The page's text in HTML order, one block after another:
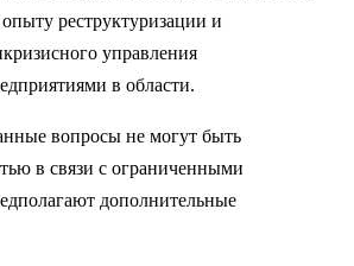
реструктуризации и
управления
в области.
вопросы не могут быть
в связи с ограниченными
дополнительные